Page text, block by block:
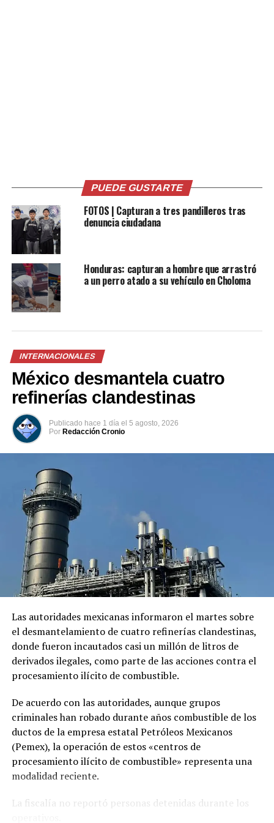
Comparte esto:
Me gusta esto:
Relacionado
asesinan a un hombre en un
predio de una llantería
4 febrero, 2019
En «Nacionales»
San Salvador deja una
persona fallecida
12 mayo, 2018
En «Nacionales»
PUEDE GUSTARTE
FOTOS | Capturan a tres pandilleros tras
denuncia ciudadana
Honduras: capturan a hombre que arrastró
a un perro atado a su vehículo en Choloma
INTERNACIONALES
México desmantela cuatro
refinerías clandestinas
Publicado hace 1 día el 5 agosto, 2026
Por Redacción Cronio
Las autoridades mexicanas informaron el martes sobre
el desmantelamiento de cuatro refinerías clandestinas,
donde fueron incautados casi un millón de litros de
derivados ilegales, como parte de las acciones contra el
procesamiento ilícito de combustible.
De acuerdo con las autoridades, aunque grupos
criminales han robado durante años combustible de los
ductos de la empresa estatal Petróleos Mexicanos
(Pemex), la operación de estos «centros de
procesamiento ilícito de combustible» representa una
modalidad reciente.
La fiscalía no reportó personas detenidas durante los